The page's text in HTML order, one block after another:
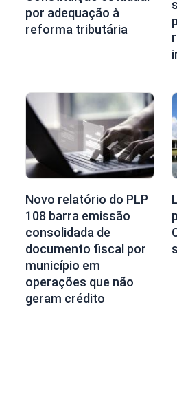
por adequação à
reforma tributária
Novo relatório do PLP
108 barra emissão
consolidada de
documento fiscal por
município em
operações que não
geram crédito